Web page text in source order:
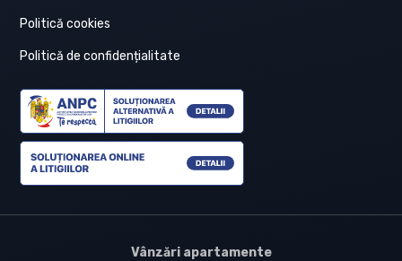
Politică cookies
Politică de confidențialitate
Vânzări apartamente